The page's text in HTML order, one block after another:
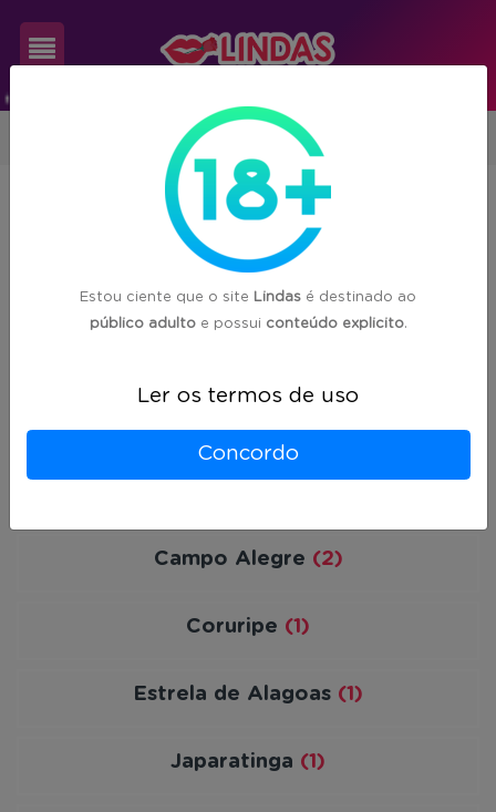
Acompanhantes encontradas em
cidades de Alagoas (AL)
Campo Alegre (2)
Coruripe (1)
Estrela de Alagoas (1)
Japaratinga (1)
Estou ciente que o site Lindas é destinado ao
público adultoe possui conteúdo explicito.
Ler os termos de uso
Concordo